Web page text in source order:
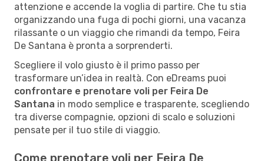
attenzione e accende la voglia di partire. Che tu stia
organizzando una fuga di pochi giorni, una vacanza
rilassante o un viaggio che rimandi da tempo, Feira
De Santana è pronta a sorprenderti.
Scegliere il volo giusto è il primo passo per
trasformare un’idea in realtà. Con eDreams puoi
confrontare e prenotare voli per Feira De
Santana in modo semplice e trasparente, scegliendo
tra diverse compagnie, opzioni di scalo e soluzioni
pensate per il tuo stile di viaggio.
Come prenotare voli per Feira De